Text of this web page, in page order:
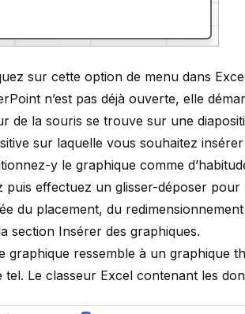
sur cette option de menu dans
n’est pas déjà ouverte, elle
de la souris se trouve sur une
sur laquelle vous souhaitez
y le graphique comme
puis effectuez un glisser-déposer
du placement, du
section Insérer des graphiques.
graphique ressemble à un graphique
Le classeur Excel contenant les